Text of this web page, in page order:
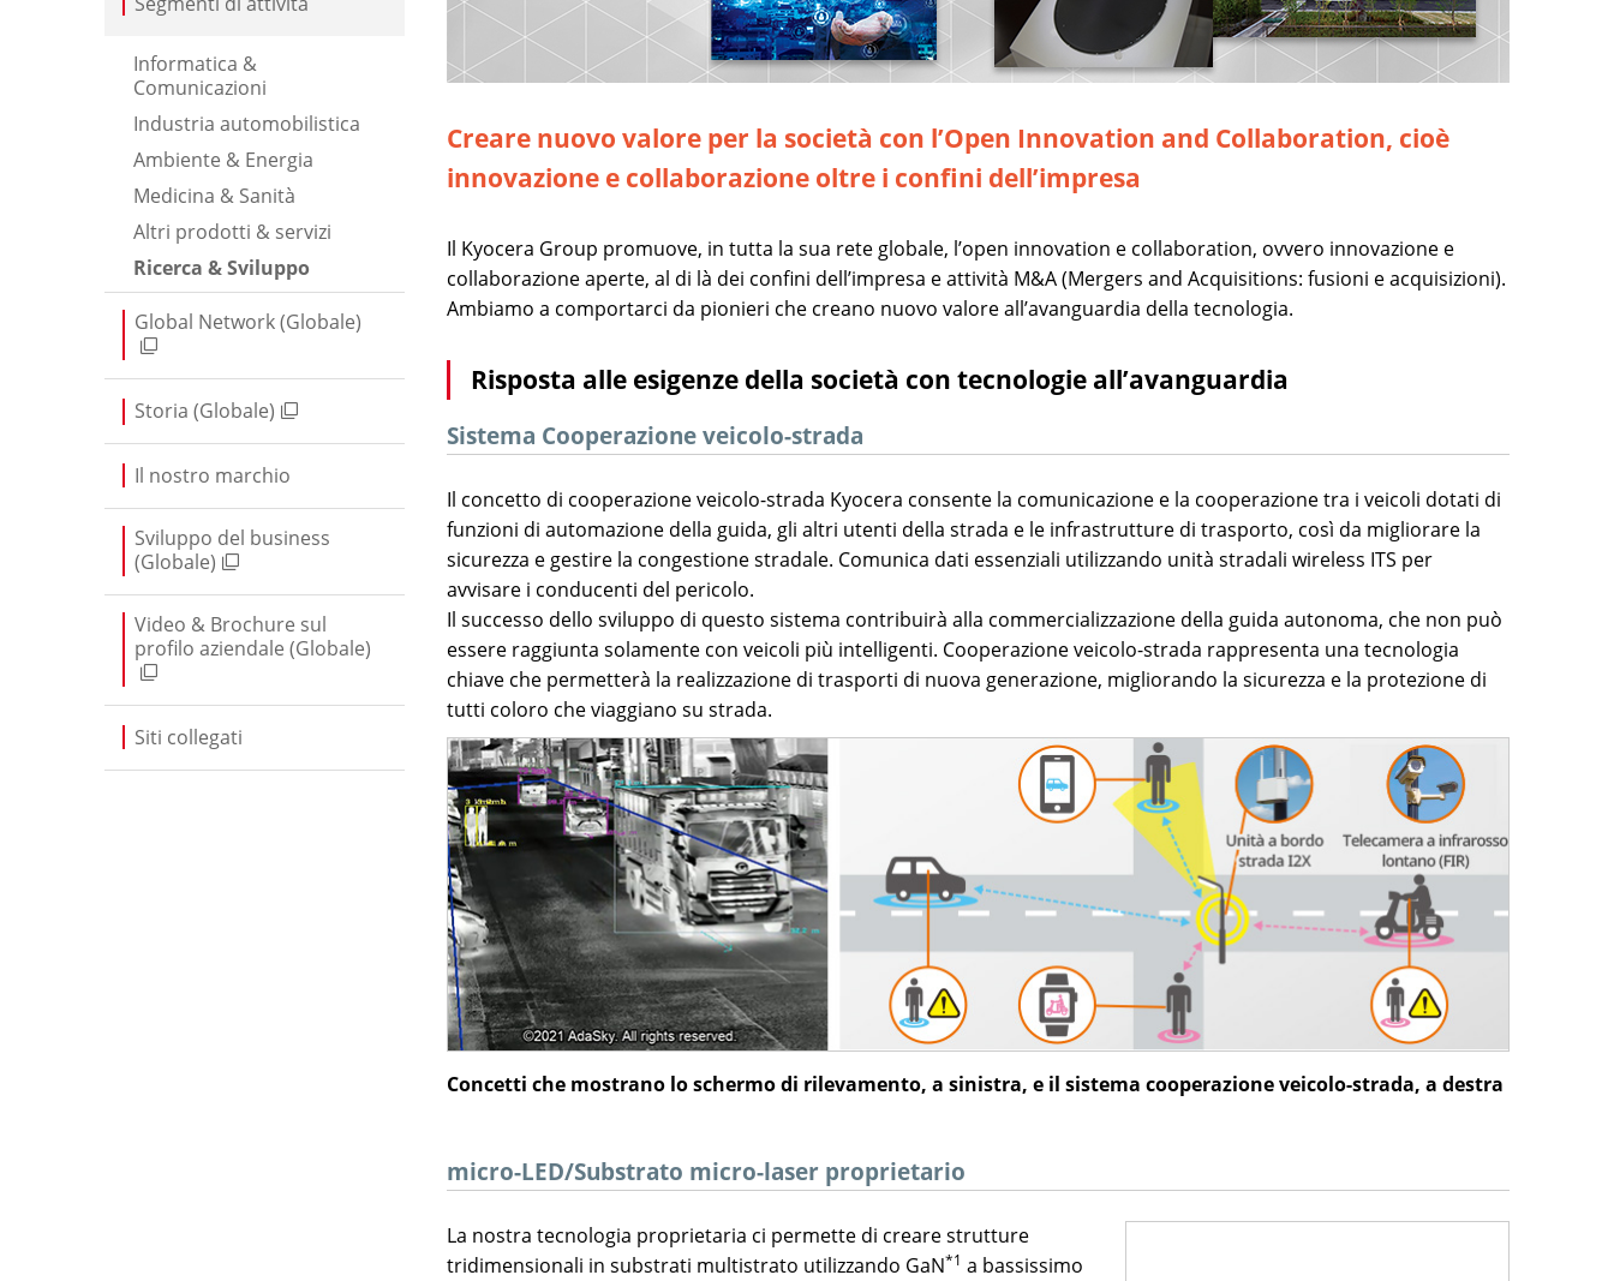
Creare nuovo valore per la società con l’Open Innovation and Collaboration, cioè
innovazione e collaborazione oltre i confini dell’impresa
Il Kyocera Group promuove, in tutta la sua rete globale, l’open innovation e collaboration, ovvero innovazione e
collaborazione aperte, al di là dei confini dell’impresa e attività M&A (Mergers and Acquisitions: fusioni e acquisizioni).
Ambiamo a comportarci da pionieri che creano nuovo valore all’avanguardia della tecnologia.
Risposta alle esigenze della società con tecnologie all’avanguardia
Sistema Cooperazione veicolo-strada
Il concetto di cooperazione veicolo-strada Kyocera consente la comunicazione e la cooperazione tra i veicoli dotati di
funzioni di automazione della guida, gli altri utenti della strada e le infrastrutture di trasporto, così da migliorare la
sicurezza e gestire la congestione stradale. Comunica dati essenziali utilizzando unità stradali wireless ITS per
avvisare i conducenti del pericolo.
Il successo dello sviluppo di questo sistema contribuirà alla commercializzazione della guida autonoma, che non può
essere raggiunta solamente con veicoli più intelligenti. Cooperazione veicolo-strada rappresenta una tecnologia
chiave che permetterà la realizzazione di trasporti di nuova generazione, migliorando la sicurezza e la protezione di
tutti coloro che viaggiano su strada.
Concetti che mostrano lo schermo di rilevamento, a sinistra, e il sistema cooperazione veicolo-strada, a destra
micro-LED/Substrato micro-laser proprietario
La nostra tecnologia proprietaria ci permette di creare strutture
tridimensionali in substrati multistrato utilizzando GaN*1 a bassissimo
Informatica &
Comunicazioni
Industria automobilistica
Ambiente & Energia
Medicina & Sanità
Altri prodotti & servizi
Ricerca & Sviluppo
Global Network (Globale)
Storia (Globale)
Il nostro marchio
Sviluppo del business
(Globale)
Video & Brochure sul
profilo aziendale (Globale)
Siti collegati